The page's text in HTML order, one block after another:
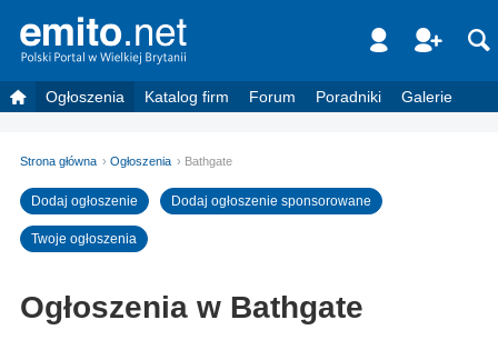
Ogłoszenia Katalog firm Forum Poradniki Galerie
Strona główna Ogłoszenia Bathgate
Dodaj ogłoszenie Dodaj ogłoszenie sponsorowane
Twoje ogłoszenia
Ogłoszenia w Bathgate